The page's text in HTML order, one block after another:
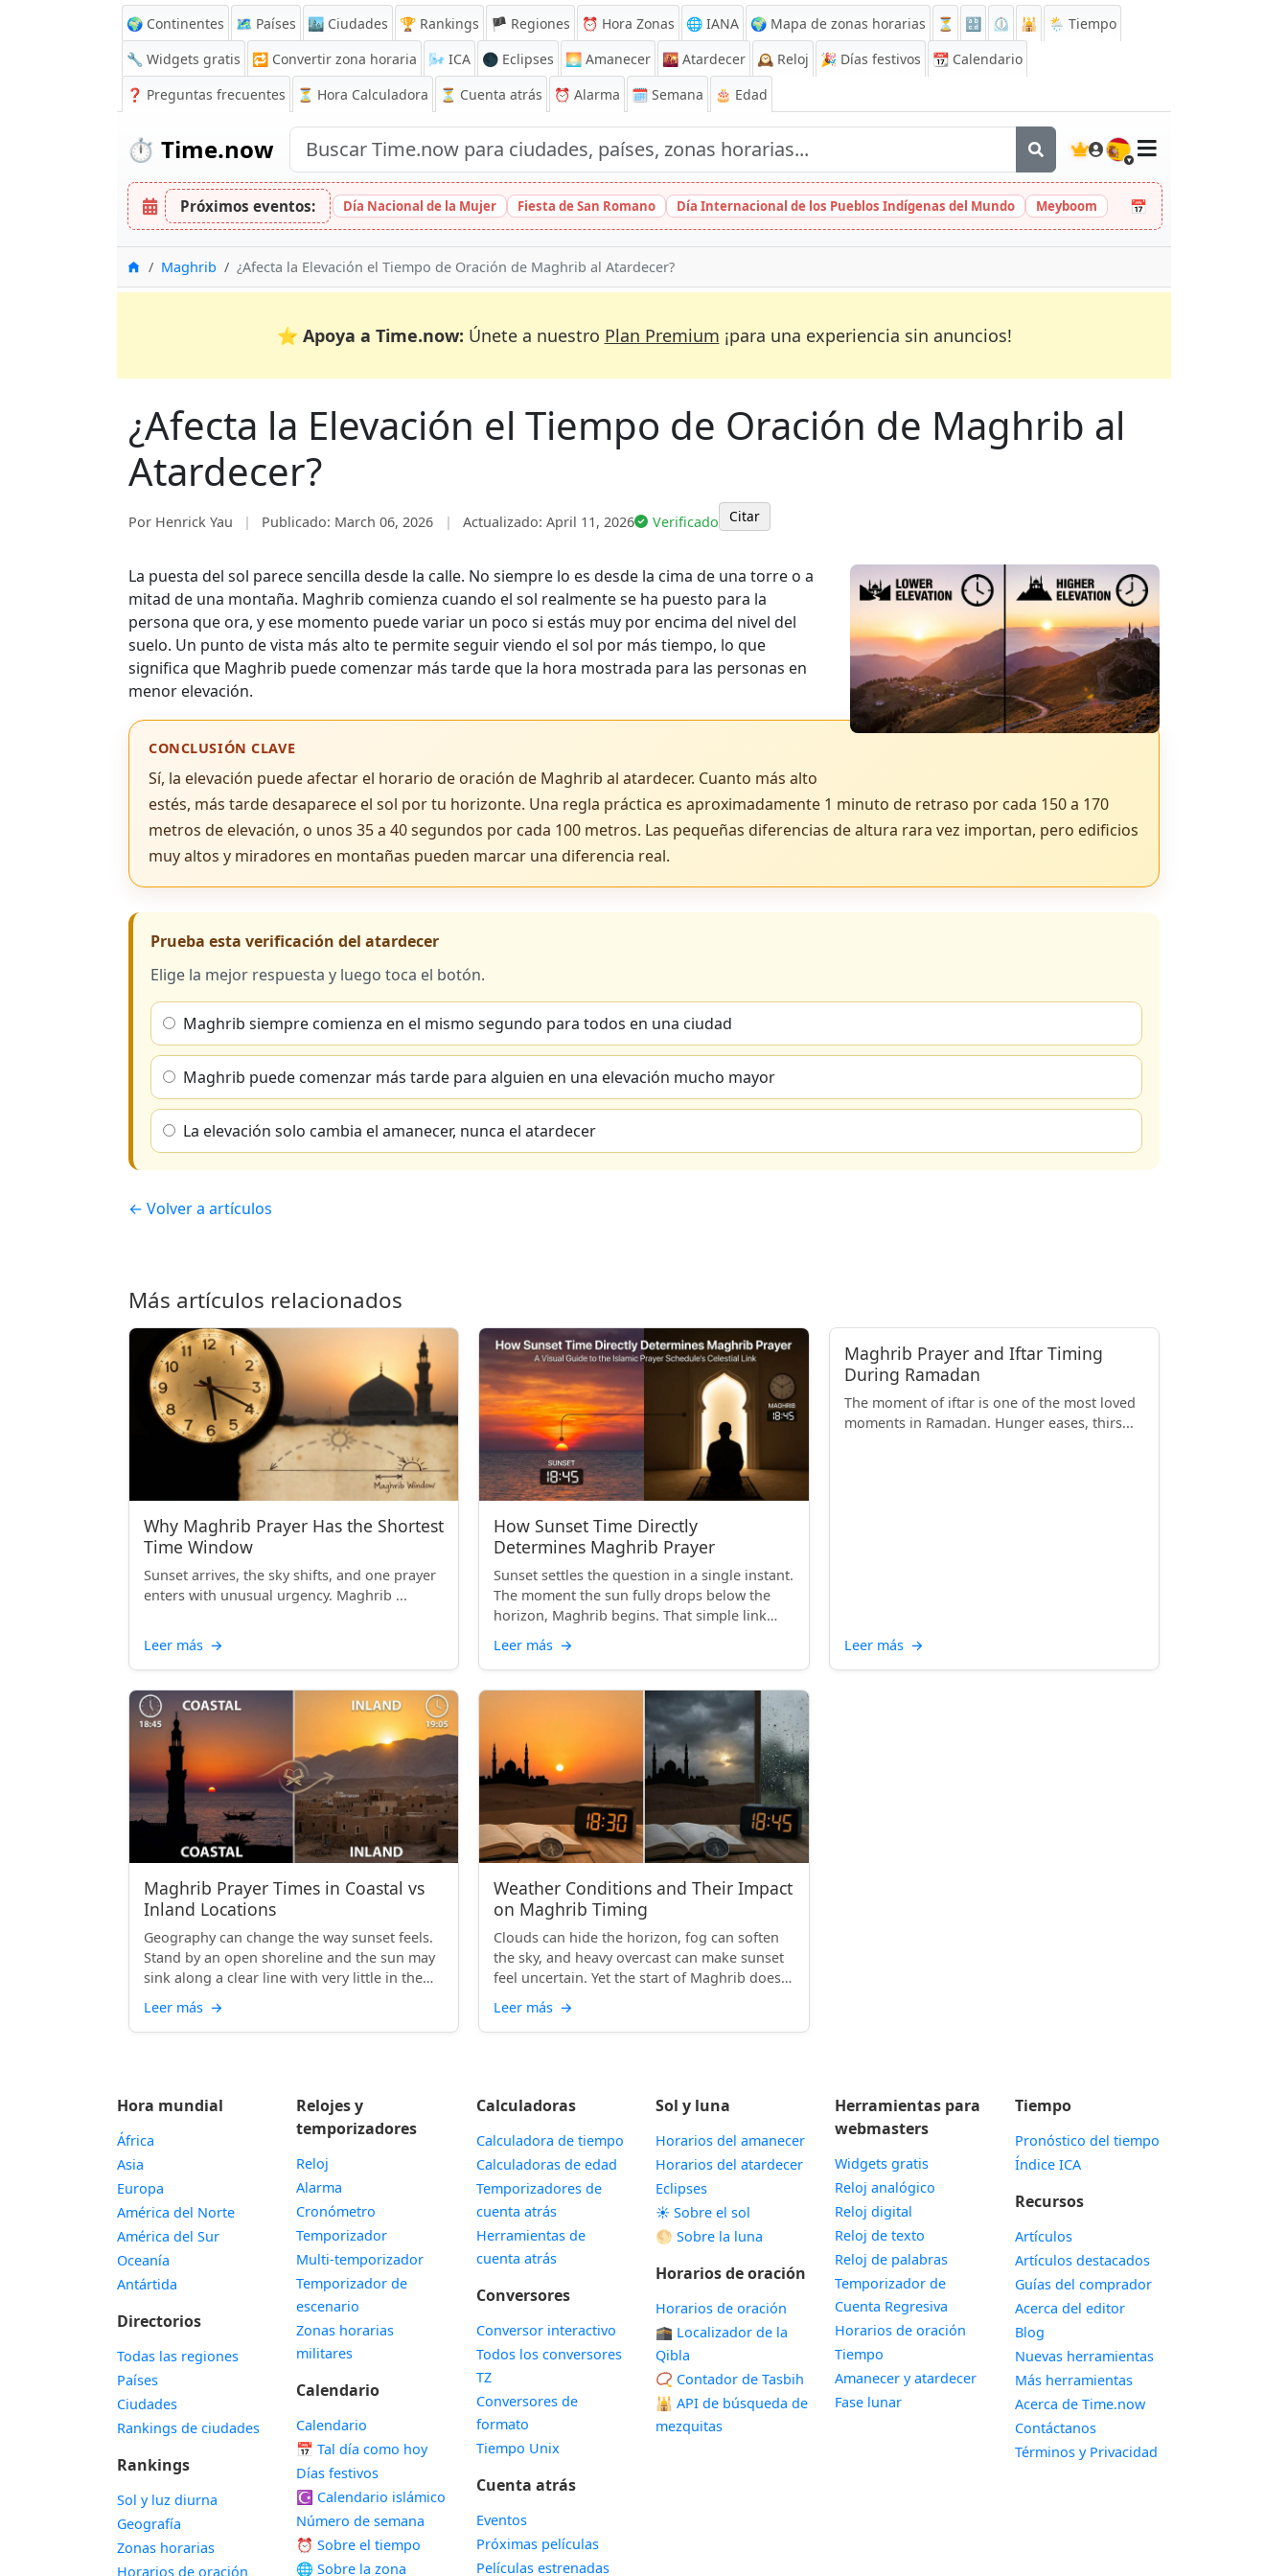
🌍 Continentes 🗺️ Países 🏙️ Ciudades 🏆 Rankings 🏴 Regiones ⏰ Hora Zonas 🌐 IANA 🌍 Mapa de zonas horarias ⏳ 🔡 ⏲️ 🕌
🌦️ Tiempo
🔧 Widgets gratis
🔁 Convertir zona horaria 🌬️ ICA 🌑 Eclipses 🌅 Amanecer 🌇 Atardecer 🕰️ Reloj 🎉 Días festivos 📆 Calendario
❓ Preguntas frecuentes ⏳ Hora Calculadora ⏳ Cuenta atrás ⏰ Alarma 🗓️ Semana 🎂 Edad
⏱️ Time.now 🇪🇸
Próximos eventos: Día Nacional de la Mujer Fiesta de San Romano Día Internacional de los Pueblos Indígenas del Mundo Meyboom 📅
InicioMaghrib ¿Afecta la Elevación el Tiempo de Oración de Maghrib al Atardecer?
⭐ Apoya a Time.now: Únete a nuestro Plan Premium ¡para una experiencia sin anuncios!
¿Afecta la Elevación el Tiempo de Oración de Maghrib al
Atardecer?
Por Henrick Yau | Publicado: March 06, 2026 | Actualizado: April 11, 2026 Verificado Citar
La puesta del sol parece sencilla desde la calle. No siempre lo es desde la cima de una torre o a
mitad de una montaña. Maghrib comienza cuando el sol realmente se ha puesto para la
persona que ora, y ese momento puede variar un poco si estás muy por encima del nivel del
suelo. Un punto de vista más alto te permite seguir viendo el sol por más tiempo, lo que
significa que Maghrib puede comenzar más tarde que la hora mostrada para las personas en
menor elevación.
CONCLUSIÓN CLAVE
Sí, la elevación puede afectar el horario de oración de Maghrib al atardecer. Cuanto más alto
estés, más tarde desaparece el sol por tu horizonte. Una regla práctica es aproximadamente 1 minuto de retraso por cada 150 a 170
metros de elevación, o unos 35 a 40 segundos por cada 100 metros. Las pequeñas diferencias de altura rara vez importan, pero edificios
muy altos y miradores en montañas pueden marcar una diferencia real.
Prueba esta verificación del atardecer
Elige la mejor respuesta y luego toca el botón.
Maghrib siempre comienza en el mismo segundo para todos en una ciudad
Maghrib puede comenzar más tarde para alguien en una elevación mucho mayor
La elevación solo cambia el amanecer, nunca el atardecer
← Volver a artículos
Más artículos relacionados
Why Maghrib Prayer Has the Shortest
Time Window
Sunset arrives, the sky shifts, and one prayer
enters with unusual urgency. Maghrib ...
Leer más →
How Sunset Time Directly
Determines Maghrib Prayer
Sunset settles the question in a single instant.
The moment the sun fully drops below the
horizon, Maghrib begins. That simple link
between what yo...
Leer más →
Maghrib Prayer and Iftar Timing
During Ramadan
The moment of iftar is one of the most loved
moments in Ramadan. Hunger eases, thirs...
Leer más →
Maghrib Prayer Times in Coastal vs
Inland Locations
Geography can change the way sunset feels.
Stand by an open shoreline and the sun may
sink along a clear line with very little in the
way. Stand de...
Leer más →
Weather Conditions and Their Impact
on Maghrib Timing
Clouds can hide the horizon, fog can soften
the sky, and heavy overcast can make sunset
feel uncertain. Yet the start of Maghrib does
not bend to m...
Leer más →
Hora mundial
África
Asia
Europa
América del Norte
América del Sur
Oceanía
Antártida
Directorios
Todas las regiones
Países
Ciudades
Rankings de ciudades
Rankings
Sol y luz diurna
Geografía
Zonas horarias
Horarios de oración
Relojes y
temporizadores
Reloj
Alarma
Cronómetro
Temporizador
Multi-temporizador
Temporizador de
escenario
Zonas horarias
militares
Calendario
Calendario
📅 Tal día como hoy
Días festivos
☪️ Calendario islámico
Número de semana
⏰ Sobre el tiempo
🌐 Sobre la zona
Calculadoras
Calculadora de tiempo
Calculadoras de edad
Temporizadores de
cuenta atrás
Herramientas de
cuenta atrás
Conversores
Conversor interactivo
Todos los conversores
TZ
Conversores de
formato
Tiempo Unix
Cuenta atrás
Eventos
Próximas películas
Películas estrenadas
Sol y luna
Horarios del amanecer
Horarios del atardecer
Eclipses
☀️ Sobre el sol
🌕 Sobre la luna
Horarios de oración
Horarios de oración
🕋 Localizador de la
Qibla
📿 Contador de Tasbih
🕌 API de búsqueda de
mezquitas
Herramientas para
webmasters
Widgets gratis
Reloj analógico
Reloj digital
Reloj de texto
Reloj de palabras
Temporizador de
Cuenta Regresiva
Horarios de oración
Tiempo
Amanecer y atardecerWidget
Fase lunarWidget
Tiempo
Pronóstico del tiempo
Índice ICA
Recursos
Artículos
Artículos destacados
Guías del comprador
Acerca del editor
Blog
Nuevas herramientas
Más herramientas
Acerca de Time.now
Contáctanos
Términos y Privacidad